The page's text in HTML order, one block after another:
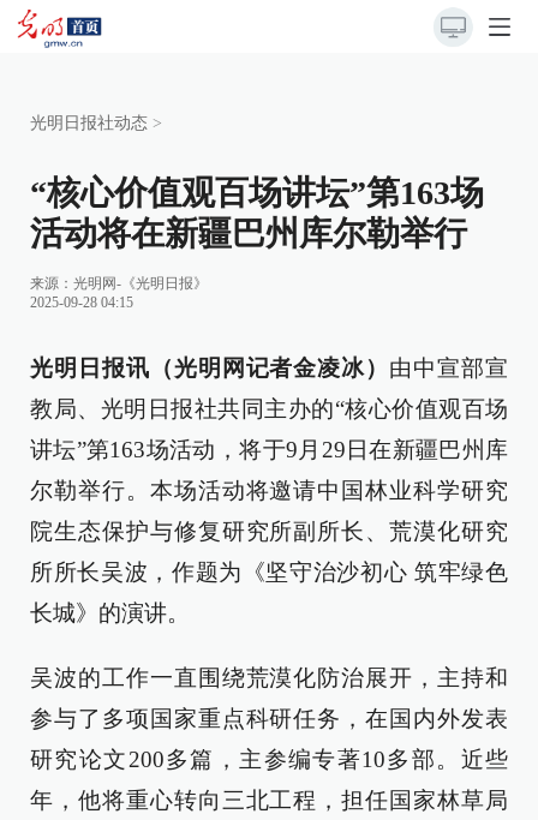
光明日报社动态 >
“核心价值观百场讲坛”第163场
活动将在新疆巴州库尔勒举行
来源： 光明网-《光明日报》
2025-09-28 04:15
光明日报讯（光明网记者金凌冰） 由中宣部宣
教局、光明日报社共同主办的“核心价值观百场
讲坛”第163场活动，将于9月29日在新疆巴州库
尔勒举行。本场活动将邀请中国林业科学研究
院生态保护与修复研究所副所长、荒漠化研究
所所长吴波，作题为《坚守治沙初心 筑牢绿色
长城》的演讲。
吴波的工作一直围绕荒漠化防治展开，主持和
参与了多项国家重点科研任务，在国内外发表
研究论文200多篇，主参编专著10多部。近些
年，他将重心转向三北工程，担任国家林草局